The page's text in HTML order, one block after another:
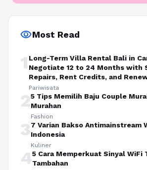
visibilityMost Read
1 Long-Term Villa Rental Bali in
Negotiate 12 to 24 Months with
Repairs, Rent Credits, and
Pariwisata
25 Tips Memilih Baju Couple
Murahan
Fashion
37 Varian Bakso Antimainstream
Indonesia
Kuliner
45 Cara Memperkuat Sinyal WiFi
Tambahan